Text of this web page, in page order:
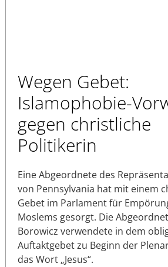
Wegen Gebet:
Islamophobie-
gegen christliche
Politikerin
Eine Abgeordnete des
von Pennsylvania hat mit einem
Gebet im Parlament für
Moslems gesorgt. Die
Borowicz verwendete in dem
Auftaktgebet zu Beginn der
das Wort „Jesus“.